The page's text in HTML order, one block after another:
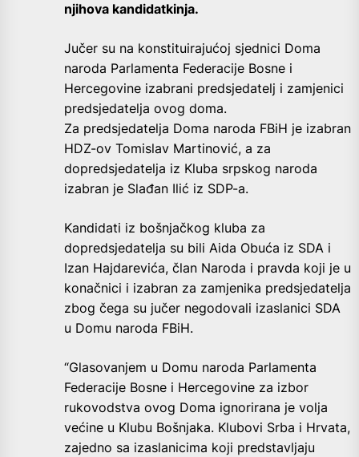
njihova kandidatkinja.
Jučer su na konstituirajućoj sjednici Doma
naroda Parlamenta Federacije Bosne i
Hercegovine izabrani predsjedatelj i zamjenici
predsjedatelja ovog doma.
Za predsjedatelja Doma naroda FBiH je izabran
HDZ-ov Tomislav Martinović, a za
dopredsjedatelja iz Kluba srpskog naroda
izabran je Slađan Ilić iz SDP-a.
Kandidati iz bošnjačkog kluba za
dopredsjedatelja su bili Aida Obuća iz SDA i
Izan Hajdarevića, član Naroda i pravda koji je u
konačnici i izabran za zamjenika predsjedatelja
zbog čega su jučer negodovali izaslanici SDA
u Domu naroda FBiH.
“Glasovanjem u Domu naroda Parlamenta
Federacije Bosne i Hercegovine za izbor
rukovodstva ovog Doma ignorirana je volja
većine u Klubu Bošnjaka. Klubovi Srba i Hrvata,
zajedno sa izaslanicima koji predstavljaju